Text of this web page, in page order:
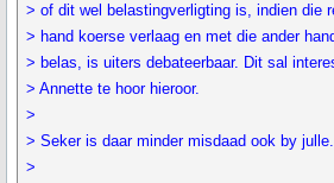
> of dit wel belastingverligting is, indien die
> hand koerse verlaag en met die ander
> belas, is uiters debateerbaar. Dit sal
> Annette te hoor hieroor.
>
> Seker is daar minder misdaad ook by julle.
>